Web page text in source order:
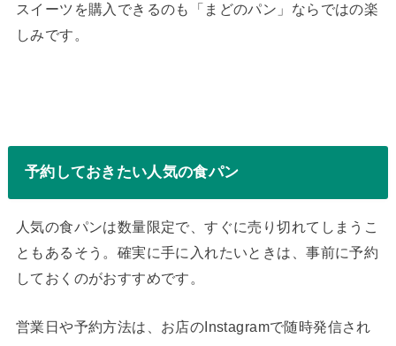
スイーツを購入できるのも「まどのパン」ならではの楽
しみです。
予約しておきたい人気の食パン
人気の食パンは数量限定で、すぐに売り切れてしまうこ
ともあるそう。確実に手に入れたいときは、事前に予約
しておくのがおすすめです。
営業日や予約方法は、お店のInstagramで随時発信され